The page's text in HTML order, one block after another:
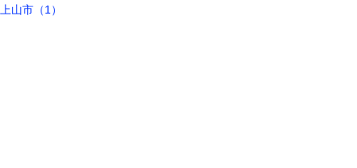
上山市（1）